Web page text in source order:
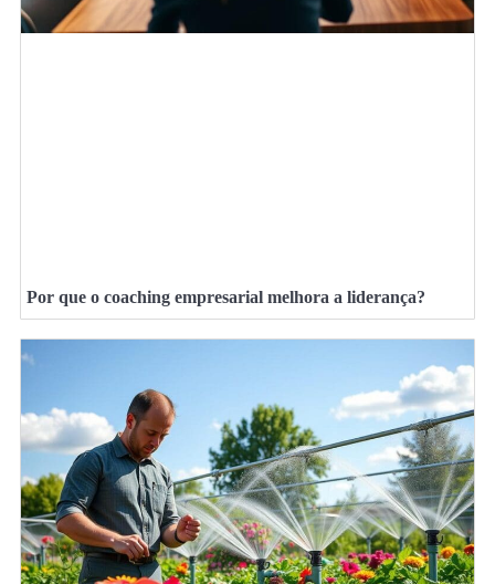
Por que o coaching empresarial melhora a liderança?